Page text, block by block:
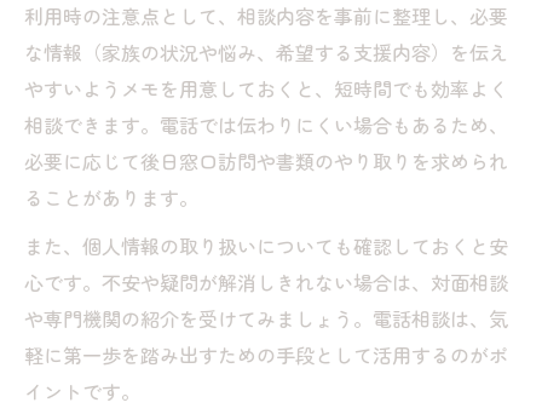
利用時の注意点として、相談内容を事前に整理し、必要
な情報（家族の状況や悩み、希望する支援内容）を伝え
やすいようメモを用意しておくと、短時間でも効率よく
相談できます。電話では伝わりにくい場合もあるため、
必要に応じて後日窓口訪問や書類のやり取りを求められ
ることがあります。
また、個人情報の取り扱いについても確認しておくと安
心です。不安や疑問が解消しきれない場合は、対面相談
や専門機関の紹介を受けてみましょう。電話相談は、気
軽に第一歩を踏み出すための手段として活用するのがポ
イントです。